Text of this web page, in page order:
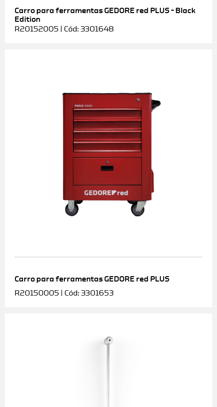
Carro para ferramentas GEDORE red PLUS – Black
Edition
R20152005 | Cód: 3301648
Carro para ferramentas GEDORE red PLUS
R20150005 | Cód: 3301653